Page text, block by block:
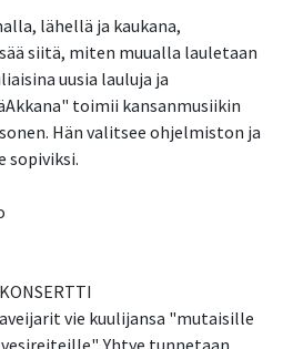
lähellä ja kaukana,
siitä, miten muualla lauletaan
uusia lauluja ja
toimii kansanmusiikin
Hän valitsee ohjelmiston ja
sopiviksi.
vie kuulijansa "mutaisille
Yhtye tunnetaan